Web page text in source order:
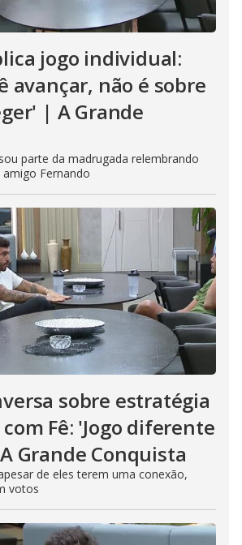
jogo individual:
avançar, não é sobre
| A Grande
parte da madrugada relembrando
Fernando
sobre estratégia
Fê: 'Jogo diferente
Grande Conquista
de eles terem uma conexão,
votos